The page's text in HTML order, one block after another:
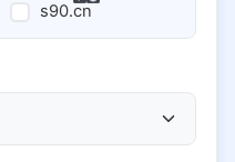
s90.cn